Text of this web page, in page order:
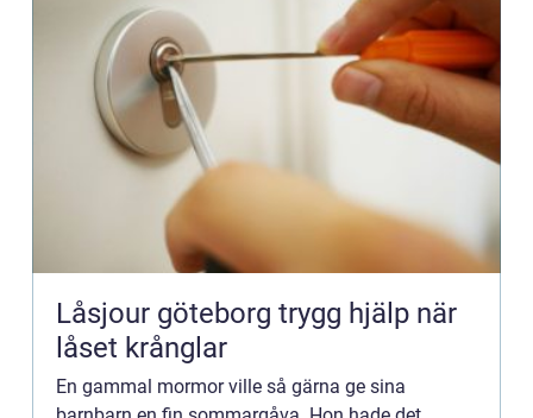
Låsjour göteborg trygg hjälp när
låset krånglar
En gammal mormor ville så gärna ge sina